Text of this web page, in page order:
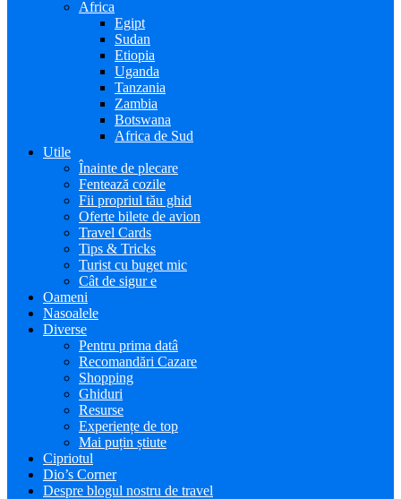
Africa
Egipt
Sudan
Etiopia
Uganda
Tanzania
Zambia
Botswana
Africa de Sud
Utile
Înainte de plecare
Fentează cozile
Fii propriul tău ghid
Oferte bilete de avion
Travel Cards
Tips & Tricks
Turist cu buget mic
Cât de sigur e
Oameni
Nasoalele
Diverse
Pentru prima datâ
Recomandări Cazare
Shopping
Ghiduri
Resurse
Experiențe de top
Mai puțin știute
Cipriotul
Dio’s Corner
Despre blogul nostru de travel